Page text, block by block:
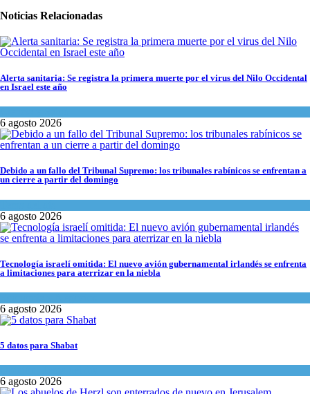
Noticias Relacionadas
Alerta sanitaria: Se registra la primera muerte por el virus del Nilo Occidental
en Israel este año
6 agosto 2026
Debido a un fallo del Tribunal Supremo: los tribunales rabínicos se enfrentan a
un cierre a partir del domingo
6 agosto 2026
Tecnología israelí omitida: El nuevo avión gubernamental irlandés se enfrenta
a limitaciones para aterrizar en la niebla
6 agosto 2026
5 datos para Shabat
6 agosto 2026